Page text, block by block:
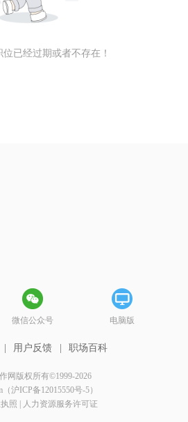
已经过期或者不存在！
微信公众号 电脑版
用户反馈 职场百科
网版权所有©1999-2026
（沪ICP备12015550号-5）
照
人力资源服务许可证